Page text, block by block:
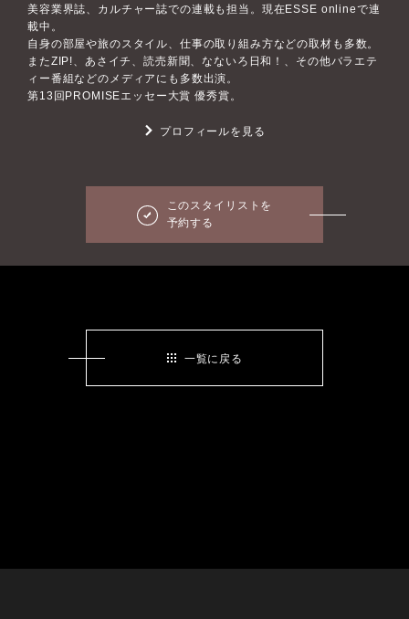
美容業界誌、カルチャー誌での連載も担当。現在ESSE onlineで連
載中。
自身の部屋や旅のスタイル、仕事の取り組み方などの取材も多数。
またZIP!、あさイチ、読売新聞、なないろ日和！、その他バラエテ
ィー番組などのメディアにも多数出演。
第13回PROMISEエッセー大賞 優秀賞。
プロフィールを見る
このスタイリストを
予約する
一覧に戻る